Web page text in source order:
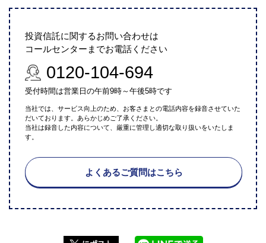
投資信託に関するお問い合わせは
コールセンターまでお電話ください
0120-104-694
受付時間は営業日の午前9時～午後5時です
当社では、サービス向上のため、お客さまとの電話内容を録音させていた
だいております。あらかじめご了承ください。
当社は録音した内容について、厳重に管理し適切な取り扱いをいたしま
す。
よくあるご質問はこちら